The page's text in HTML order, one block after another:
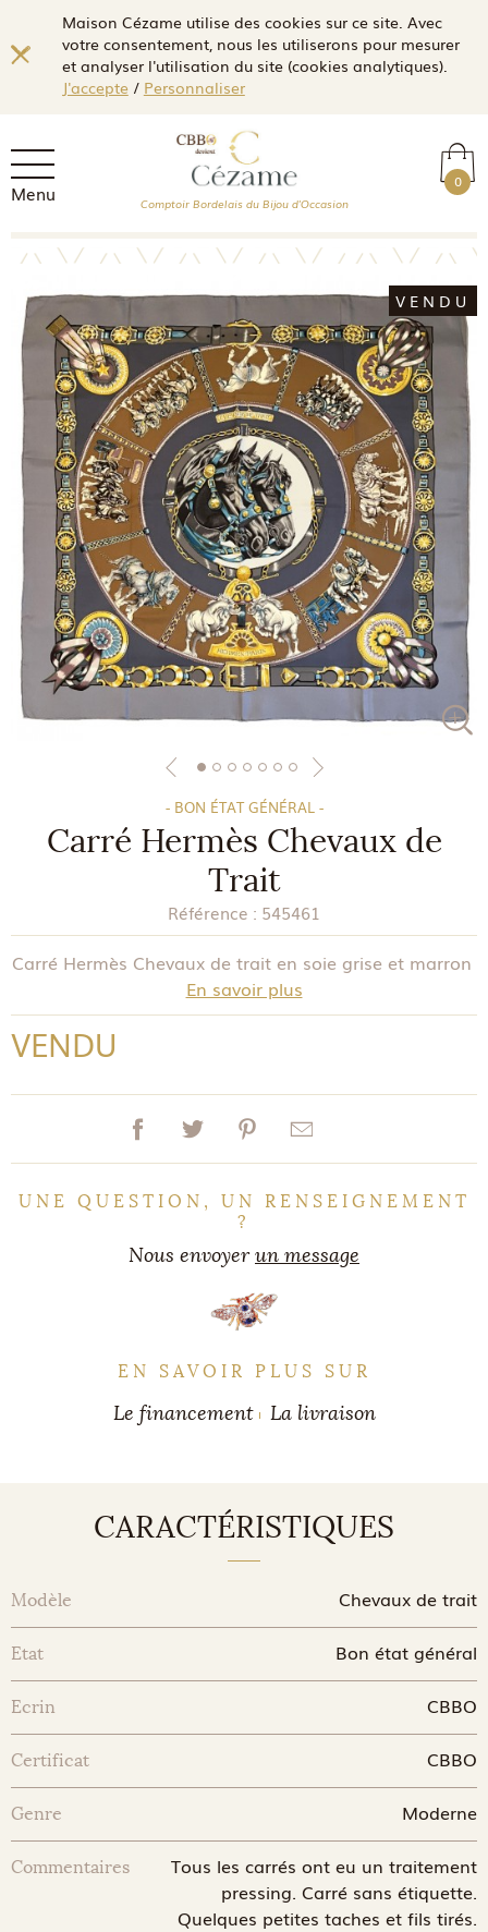
Maison Cézame utilise des cookies sur ce site. Avec
votre consentement, nous les utiliserons pour mesurer
et analyser l'utilisation du site (cookies analytiques).
J'accepte/ Personnaliser
Menu 0
Comptoir Bordelais du Bijou d'Occasion
VENDU
- BON ÉTAT GÉNÉRAL -
Carré Hermès Chevaux de
Trait
Référence : 545461
Carré Hermès Chevaux de trait en soie grise et marron
En savoir plus
VENDU
UNE QUESTION, UN RENSEIGNEMENT
?
Nous envoyerun message
EN SAVOIR PLUS SUR
Le financement La livraison
CARACTÉRISTIQUES
Modèle Chevaux de trait
Etat Bon état général
Ecrin CBBO
Certificat CBBO
Genre Moderne
Commentaires
Tous les carrés ont eu un traitement
pressing. Carré sans étiquette.
Quelques petites taches et fils tirés.